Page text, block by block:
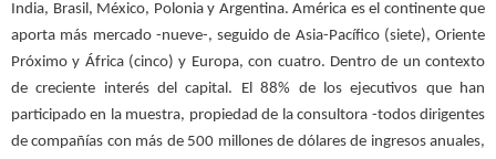
India, Brasil, México, Polonia y Argentina. América es el continente que
aporta más mercado -nueve-, seguido de Asia-Pacífico (siete), Oriente
Próximo y África (cinco) y Europa, con cuatro. Dentro de un contexto
de creciente interés del capital. El 88% de los ejecutivos que han
participado en la muestra, propiedad de la consultora -todos dirigentes
de compañías con más de 500 millones de dólares de ingresos anuales,